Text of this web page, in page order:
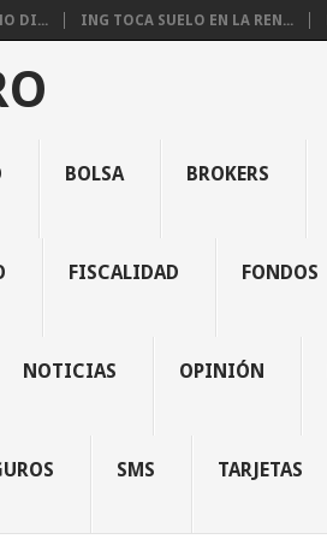
DI... ING TOCA SUELO EN LA REN...
BOLSA BROKERS
FISCALIDAD FONDOS
NOTICIAS OPINIÓN
SMS TARJETAS